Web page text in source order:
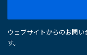
ウェブサイトからのお問
す。